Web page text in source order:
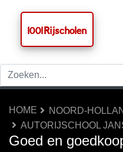
1001 Rijscholen
HOME
NOORD-
AUTORIJSCHOOL
Goed en